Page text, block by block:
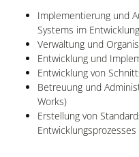
Implementierung und
Systems im
Verwaltung und
Entwicklung und
Entwicklung von
Betreuung und
Works)
Erstellung von
Entwicklungsprozesses